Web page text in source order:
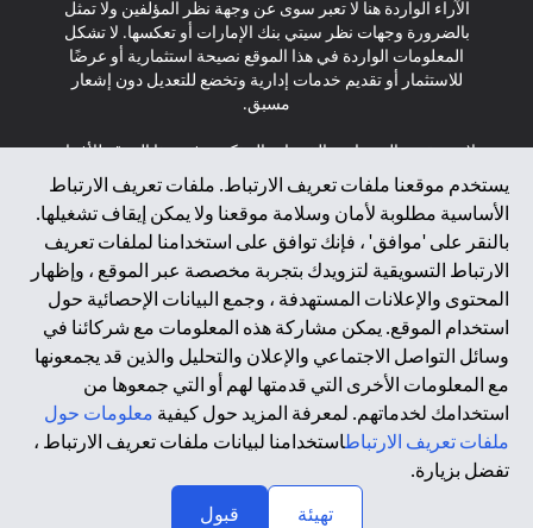
يستخدم موقعنا ملفات تعريف الارتباط. ملفات تعريف الارتباط
الأساسية مطلوبة لأمان وسلامة موقعنا ولا يمكن إيقاف تشغيلها.
بالنقر على 'موافق' ، فإنك توافق على استخدامنا لملفات تعريف
الارتباط التسويقية لتزويدك بتجربة مخصصة عبر الموقع ، وإظهار
المحتوى والإعلانات المستهدفة ، وجمع البيانات الإحصائية حول
استخدام الموقع. يمكن مشاركة هذه المعلومات مع شركائنا في
وسائل التواصل الاجتماعي والإعلان والتحليل والذين قد يجمعونها
مع المعلومات الأخرى التي قدمتها لهم أو التي جمعوها من
استخدامك لخدماتهم. لمعرفة المزيد حول كيفية معلومات حول
ملفات تعريف الارتباطاستخدامنا لبيانات ملفات تعريف الارتباط ،
تفضل بزيارة.
تهيئة
قبول
الآراء الواردة هنا لا تعبر سوى عن وجهة نظر المؤلفين ولا تمثل
بالضرورة وجهات نظر سيتي بنك الإمارات أو تعكسها. لا تشكل
المعلومات الواردة في هذا الموقع نصيحة استثمارية أو عرضًا
للاستثمار أو تقديم خدمات إدارية وتخضع للتعديل دون إشعار
مسبق.
لا يتم تقديم المنتجات والخدمات المذكورة في هذا الموقع للأفراد
المقيمين في الاتحاد الأوروبي أو المنطقة الاقتصادية الأوروبية أو
سويسرا أو غيرنسي أو جيرسي أو موناكو أو سان مارينو أو
الفاتيكان أو جزيرة مان أو المملكة المتحدة أو خصوصية البيانات
(لائحة حماية البيانات العامة \ قانون حماية البيانات الشخصية
العامة \ قانون خصوصية نيوزيلندا). المحتوى الموجود في هذه
الصفحة ليس ولا ينبغي تفسيره على أنه عرض أو دعوة أو دعوة
لشراء أو بيع أي من المنتجات والخدمات المذكورة هنا لمثل هؤلاء
الأفراد.
*GDPR – اللائحة العامة لحماية البيانات؛ * LGPD – Lei Geral de
Proteção de Dados Pessoais ; *NZPA – قانون الخصوصية
النيوزيلندي
2025 citibank.ae